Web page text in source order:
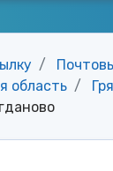
область